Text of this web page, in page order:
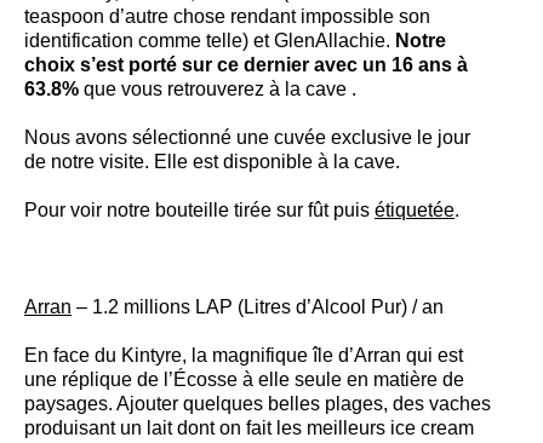
teaspoon d’autre chose rendant impossible son
identification comme telle) et GlenAllachie. Notre
choix s’est porté sur ce dernier avec un 16 ans à
63.8% que vous retrouverez à la cave .
Nous avons sélectionné une cuvée exclusive le jour
de notre visite. Elle est disponible à la cave.
Pour voir notre bouteille tirée sur fût puis étiquetée.
Arran – 1.2 millions LAP (Litres d’Alcool Pur) / an
En face du Kintyre, la magnifique île d’Arran qui est
une réplique de l’Écosse à elle seule en matière de
paysages. Ajouter quelques belles plages, des vaches
produisant un lait dont on fait les meilleurs ice cream